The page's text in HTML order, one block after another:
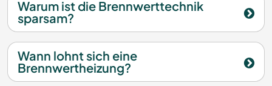
Warum ist die Brennwerttechnik
sparsam?
Wann lohnt sich eine
Brennwertheizung?